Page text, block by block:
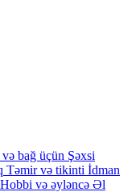
bağ üçün Şəxsi
Təmir və tikinti İdman
Hobbi və əyləncə Əl